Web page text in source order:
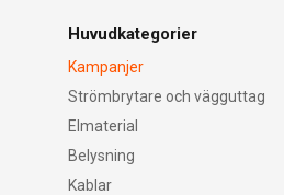
Huvudkategorier
Kampanjer
Strömbrytare och vägguttag
Elmaterial
Belysning
Kablar